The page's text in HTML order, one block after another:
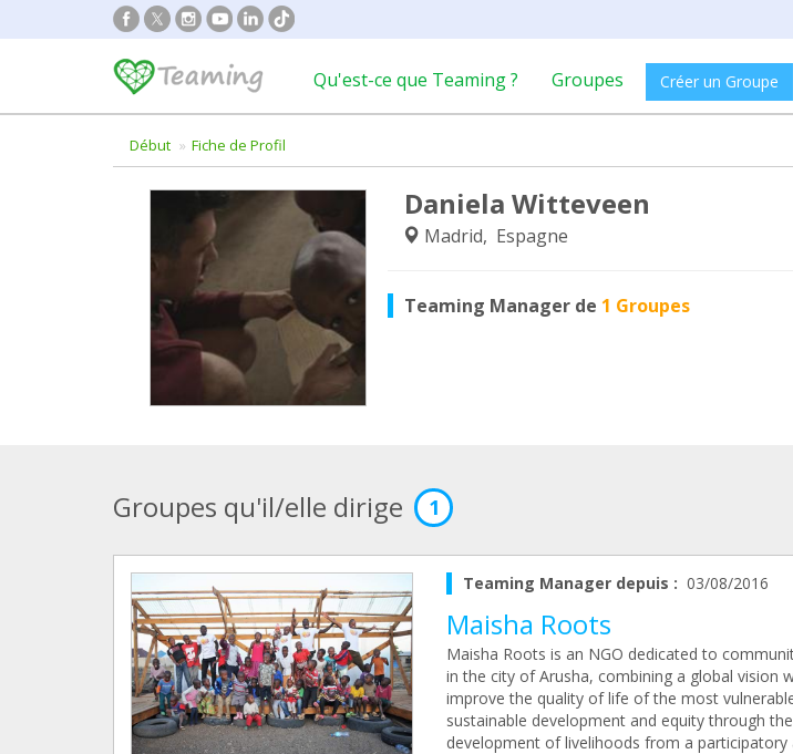
Qu'est-ce que Teaming ? Groupes Créer un Groupe
Début Fiche de Profil
Daniela Witteveen
Madrid, Espagne
Teaming Manager de 1 Groupes
Groupes qu'il/elle dirige 1
Teaming Manager depuis : 03/08/2016
Maisha Roots
Maisha Roots is an NGO dedicated to
in the city of Arusha, combining a global vision
improve the quality of life of the most
sustainable development and equity through
development of livelihoods from a